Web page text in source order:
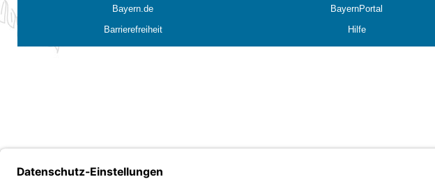
Bayern.de BayernPortal
Barrierefreiheit
Hilfe